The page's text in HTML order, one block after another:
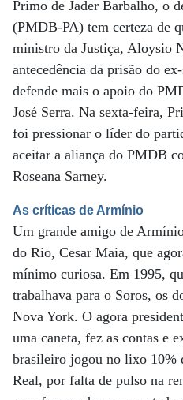
Primo de Jader Barbalho, o
(PMDB-PA) tem certeza de
ministro da Justiça, Aloysio
antecedência da prisão do
defende mais o apoio do
José Serra. Na sexta-feira,
foi pressionar o líder do
aceitar a aliança do PMDB
Roseana Sarney.
As críticas de Armínio
Um grande amigo de
do Rio, Cesar Maia, que
mínimo curiosa. Em 1995,
trabalhava para o Soros, os
Nova York. O agora
uma caneta, fez as contas e
brasileiro jogou no lixo 10%
Real, por falta de pulso na